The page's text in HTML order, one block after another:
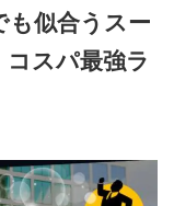
も似合うスー
スパ最強ラ